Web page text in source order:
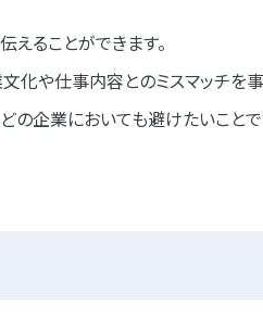
えることができます。
化や仕事内容とのミスマッチを
の企業においても避けたいこと